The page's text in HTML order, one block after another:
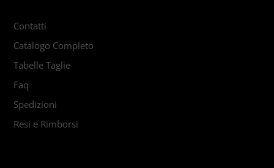
Contatti
Catalogo Completo
Tabelle Taglie
Faq
Spedizioni
Resi e Rimborsi